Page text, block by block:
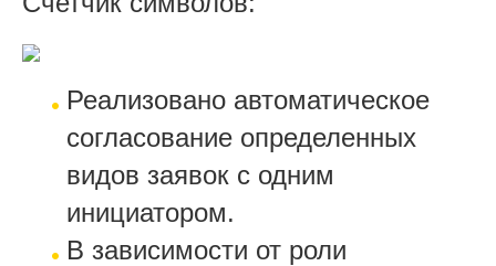
Реализовано автоматическое
согласование определенных
видов заявок с одним
инициатором.
В зависимости от роли